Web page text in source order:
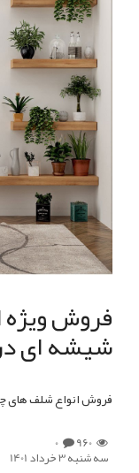
فروش ویژه
شیشه ای
فروش انواع شلف های
960
0
سه شنبه 3 خرداد 1401